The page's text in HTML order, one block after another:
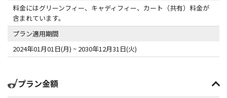
料金にはグリーンフィー、キャディフィー、カート（共有）料金が
含まれています。
プラン適用期間
2024年01月01日(月) ~ 2030年12月31日(火)
プラン金額